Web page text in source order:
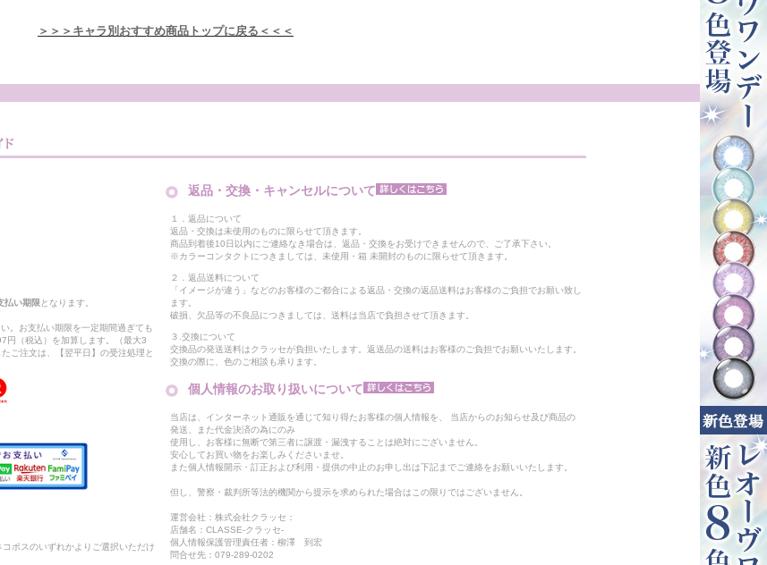
＞＞＞キャラ別おすすめ商品トップに戻る＜＜＜
払い期限 となります。
。お支払い期限を一定期間過ぎても
円（税込）を加算します。（最大3
ご注文は、【翌平日】の受注処理と
ポスのいずれかよりご選択いただけ
返品・交換・キャンセルについて
１．返品について
返品・交換は未使用のものに限らせて頂きます。
商品到着後10日以内にご連絡なき場合は、返品・交換をお受けできませんので、ご了承下さい。
※カラーコンタクトにつきましては、未使用・箱 未開封のものに限らせて頂きます。
２．返品送料について
「イメージが違う」などのお客様のご都合による返品・交換の返品送料はお客様のご負担でお願い致し
ます。
破損、欠品等の不良品につきましては、送料は当店で負担させて頂きます。
３.交換について
交換品の発送送料はクラッセが負担いたします。返送品の送料はお客様のご負担でお願いいたします。
交換の際に、色のご相談も承ります。
個人情報のお取り扱いについて
当店は、インターネット通販を通じて知り得たお客様の個人情報を、 当店からのお知らせ及び商品の
発送、また代金決済の為にのみ
使用し、お客様に無断で第三者に譲渡・漏洩することは絶対にございません。
安心してお買い物をお楽しみくださいませ。
また個人情報開示・訂正および利用・提供の中止のお申し出は下記までご連絡をお願いいたします。
但し、警察・裁判所等法的機関から提示を求められた場合はこの限りではございません。
運営会社：株式会社クラッセ：
店舗名：CLASSE-クラッセ-
個人情報保護管理責任者：柳澤 到宏
問合せ先：079-289-0202